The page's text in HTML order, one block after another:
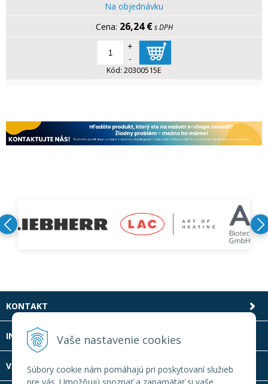
Vaše nastavenie cookies
Súbory cookie nám pomáhajú pri poskytovaní služieb
Na objednávku
26,24 € s DPH
+
-
Kód: 20300515E
KONTAKT
INFOLINKA
VŠETKO O NÁKUPE